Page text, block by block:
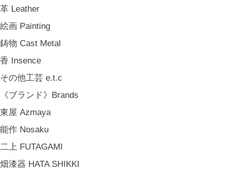
革 Leather
絵画 Painting
鋳物 Cast Metal
香 Insence
その他工芸 e.t.c
《ブランド》Brands
東屋 Azmaya
能作 Nosaku
二上 FUTAGAMI
畑漆器 HATA SHIKKI